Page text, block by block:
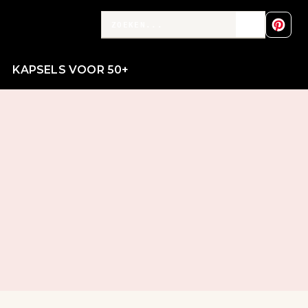
KAPSELS VOOR 50+